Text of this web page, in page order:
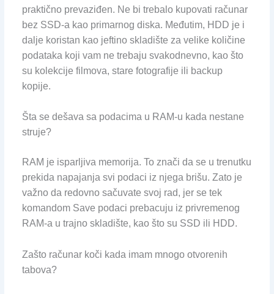
praktično prevaziđen. Ne bi trebalo kupovati računar
bez SSD-a kao primarnog diska. Međutim, HDD je i
dalje koristan kao jeftino skladište za velike količine
podataka koji vam ne trebaju svakodnevno, kao što
su kolekcije filmova, stare fotografije ili backup
kopije.
Šta se dešava sa podacima u RAM-u kada nestane
struje?
RAM je isparljiva memorija. To znači da se u trenutku
prekida napajanja svi podaci iz njega brišu. Zato je
važno da redovno sačuvate svoj rad, jer se tek
komandom Save podaci prebacuju iz privremenog
RAM-a u trajno skladište, kao što su SSD ili HDD.
Zašto računar koči kada imam mnogo otvorenih
tabova?